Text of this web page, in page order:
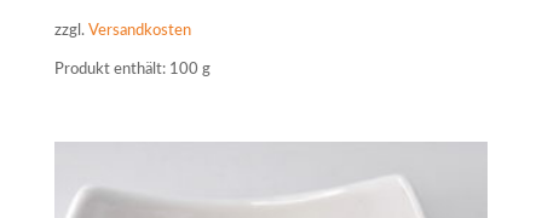
zzgl. Versandkosten
Produkt enthält: 100 g